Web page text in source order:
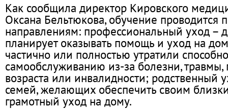
Как сообщила директор Кировского
Оксана Бельтюкова, обучение проводится
направлениям: профессиональный уход –
планирует оказывать помощь и уход на
частично или полностью утратили
самообслуживанию из-за болезни, травмы,
возраста или инвалидности; родственный
семей, желающих обеспечить своим
грамотный уход на дому.